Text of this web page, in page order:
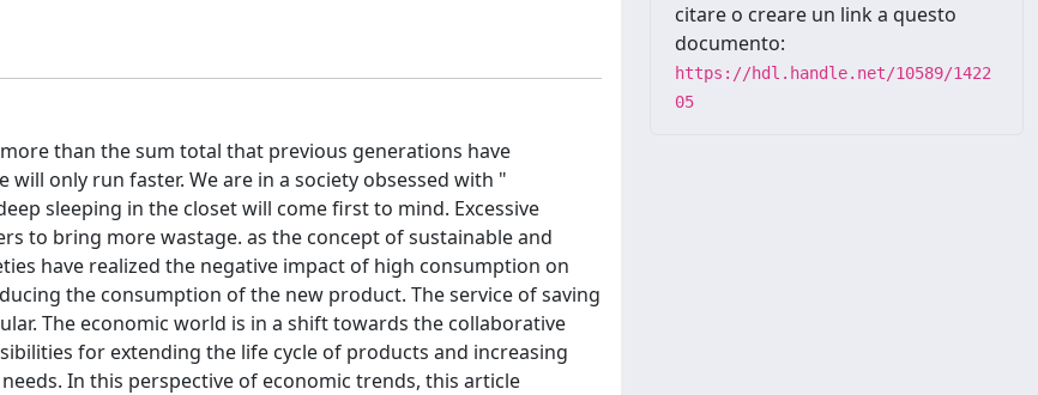
than the sum total that previous generations have
only run faster. We are in a society obsessed with "
sleeping in the closet will come first to mind. Excessive
to bring more wastage. as the concept of sustainable and
have realized the negative impact of high consumption on
the consumption of the new product. The service of saving
The economic world is in a shift towards the collaborative
for extending the life cycle of products and increasing
In this perspective of economic trends, this article
citare o creare un link a questo
documento:
https://hdl.handle.net/10589/1422
05